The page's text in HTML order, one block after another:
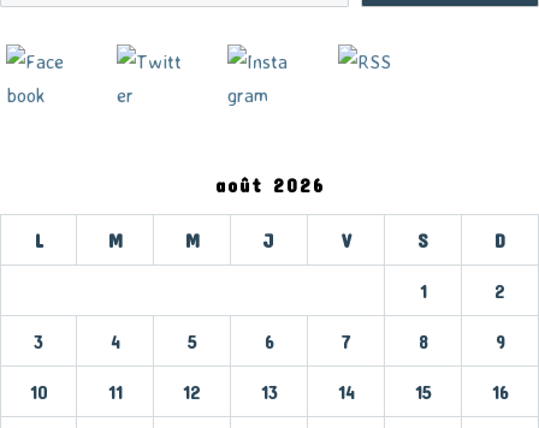
août 2026
L M M J V S D
1 2
3 4 5 6 7 8 9
10 11 12 13 14 15 16